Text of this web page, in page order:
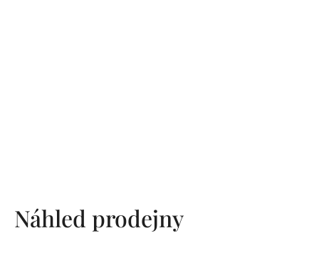
Náhled prodejny